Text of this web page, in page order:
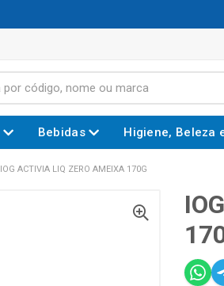
Bebidas Higiene, Beleza
IOG ACTIVIA LIQ ZERO AMEIXA 170G